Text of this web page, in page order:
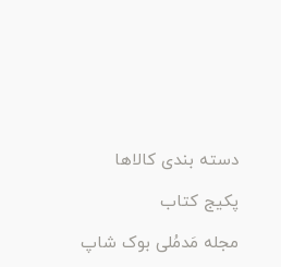
دسته بندی کالاها
پکیج کتاب
مجله مَدمُلی بوک شاپ